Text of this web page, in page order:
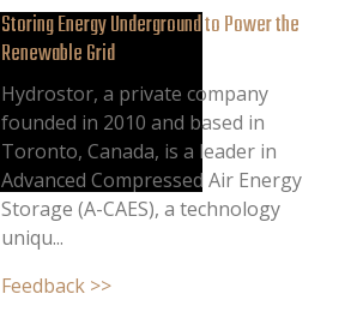
Storing Energy Underground to Power the
Renewable Grid
Hydrostor, a private company
founded in 2010 and based in
Toronto, Canada, is a leader in
Advanced Compressed Air Energy
Storage (A-CAES), a technology
uniqu...
Feedback >>